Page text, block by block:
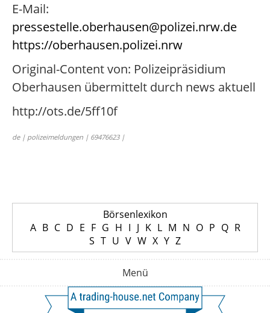
E-Mail:
pressestelle.oberhausen@polizei.nrw.de
https://oberhausen.polizei.nrw
Original-Content von: Polizeipräsidium
Oberhausen übermittelt durch news aktuell
http://ots.de/5ff10f
de | polizeimeldungen | 69476623 |
Börsenlexikon
A B C D E F G H I J K L M N O P Q R
S T U V W X Y Z
Menü